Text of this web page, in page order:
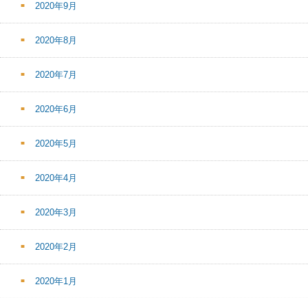
2020年9月
2020年8月
2020年7月
2020年6月
2020年5月
2020年4月
2020年3月
2020年2月
2020年1月